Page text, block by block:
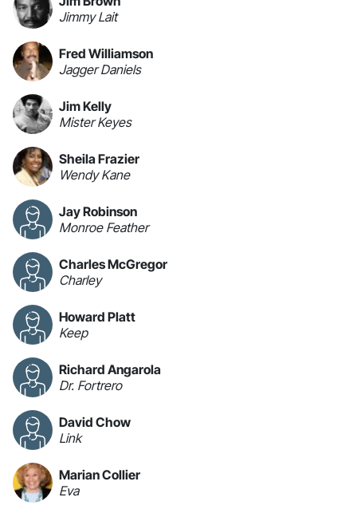
Jimmy Lait
Fred Williamson
Jagger Daniels
Jim Kelly
Mister Keyes
Sheila Frazier
Wendy Kane
Jay Robinson
Monroe Feather
Charles McGregor
Charley
Howard Platt
Keep
Richard Angarola
Dr. Fortrero
David Chow
Link
Marian Collier
Eva